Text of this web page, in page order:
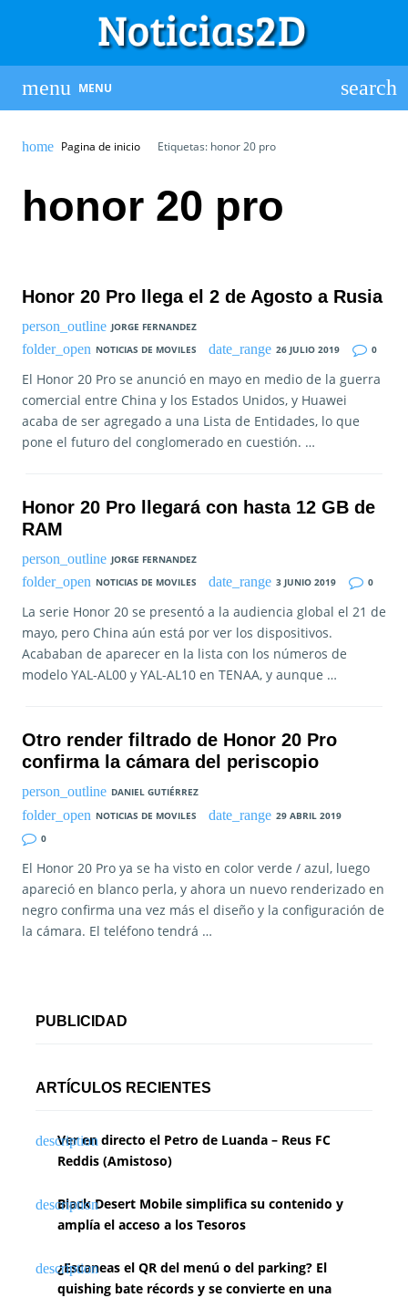
MENU
Pagina de inicio Etiquetas: honor 20 pro
honor 20 pro
Honor 20 Pro llega el 2 de Agosto a Rusia
JORGE FERNANDEZ
NOTICIAS DE MOVILES
26 JULIO 2019 0
El Honor 20 Pro se anunció en mayo en medio de la guerra
comercial entre China y los Estados Unidos, y Huawei
acaba de ser agregado a una Lista de Entidades, lo que
pone el futuro del conglomerado en cuestión. …
Honor 20 Pro llegará con hasta 12 GB de
RAM
JORGE FERNANDEZ
NOTICIAS DE MOVILES
3 JUNIO 2019 0
La serie Honor 20 se presentó a la audiencia global el 21 de
mayo, pero China aún está por ver los dispositivos.
Acababan de aparecer en la lista con los números de
modelo YAL-AL00 y YAL-AL10 en TENAA, y aunque …
Otro render filtrado de Honor 20 Pro
confirma la cámara del periscopio
DANIEL GUTIÉRREZ
NOTICIAS DE MOVILES
29 ABRIL 2019
0
El Honor 20 Pro ya se ha visto en color verde / azul, luego
apareció en blanco perla, y ahora un nuevo renderizado en
negro confirma una vez más el diseño y la configuración de
la cámara. El teléfono tendrá …
PUBLICIDAD
ARTÍCULOS RECIENTES
Ver en directo el Petro de Luanda – Reus FC
Reddis (Amistoso)
Black Desert Mobile simplifica su contenido y
amplía el acceso a los Tesoros
¿Escaneas el QR del menú o del parking? El
quishing bate récords y se convierte en una